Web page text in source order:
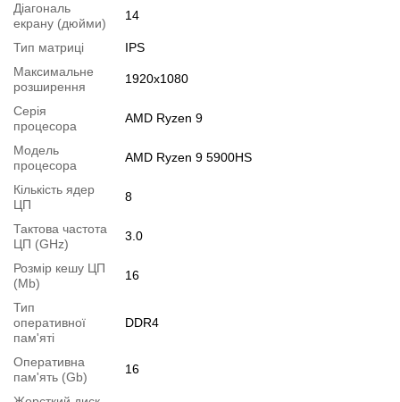
Графіка:
192-bit
Веб-камера:
немає
Порти:2x USB 3.2, 2x Type-C, 1x HDMI, 1x Audio
навантаження
Вага:1.7 кг
Додатково:
Стан:
б/в (клас А: хороший стан; без дефектів; екран
чистий; на корпусі можуть бути сліди звичайного використання)
Комплектація:
Операційна система:
Можлива модифікація:
1.
2.Збільшення розміру HDD
Діагональ
екрану (дюйми)
14
Тип матриці
IPS
Максимальне
розширення
1920x1080
Серія
процесора
AMD Ryzen 9
Модель
процесора
AMD Ryzen 9 5900HS
Кількість ядер
ЦП
8
Тактова частота
ЦП (GHz)
3.0
Розмір кешу ЦП
(Mb)
16
Тип
оперативної
пам'яті
DDR4
Оперативна
пам'ять (Gb)
16